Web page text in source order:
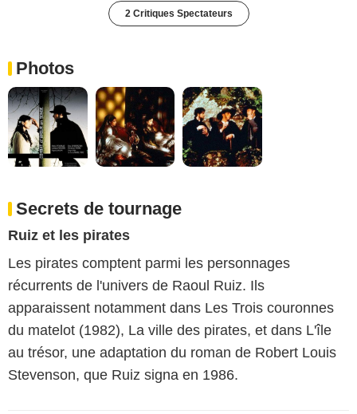
2 Critiques Spectateurs
Photos
Secrets de tournage
Ruiz et les pirates
Les pirates comptent parmi les personnages
récurrents de l'univers de Raoul Ruiz. Ils
apparaissent notamment dans Les Trois couronnes
du matelot (1982), La ville des pirates, et dans L'île
au trésor, une adaptation du roman de Robert Louis
Stevenson, que Ruiz signa en 1986.